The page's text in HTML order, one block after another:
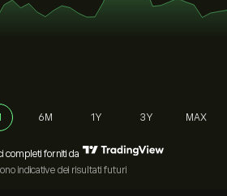
6M 1Y 3Y MAX
completi forniti da
indicative dei risultati futuri